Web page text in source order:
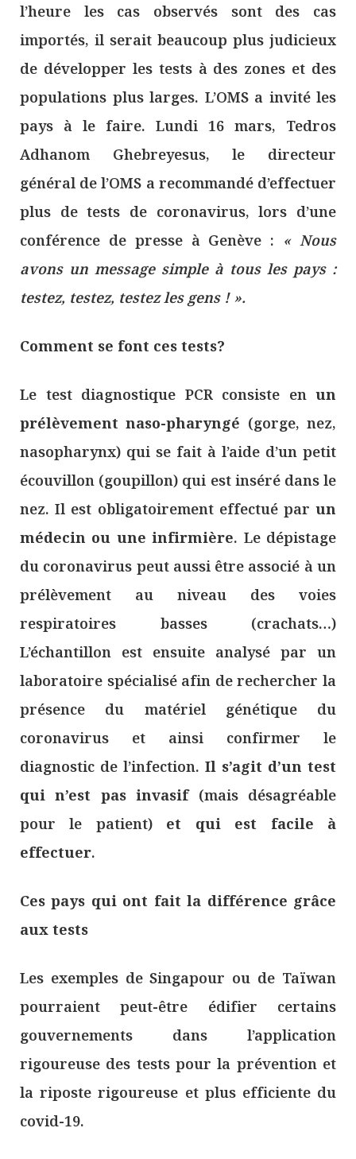
l’heure les cas observés sont des cas
importés, il serait beaucoup plus judicieux
de développer les tests à des zones et des
populations plus larges. L’OMS a invité les
pays à le faire. Lundi 16 mars, Tedros
Adhanom Ghebreyesus, le directeur
général de l’OMS a recommandé d’effectuer
plus de tests de coronavirus, lors d’une
conférence de presse à Genève : « Nous
avons un message simple à tous les pays :
testez, testez, testez les gens ! ».
Comment se font ces tests?
Le test diagnostique PCR consiste en un
prélèvement naso-pharyngé (gorge, nez,
nasopharynx) qui se fait à l’aide d’un petit
écouvillon (goupillon) qui est inséré dans le
nez. Il est obligatoirement effectué par un
médecin ou une infirmière. Le dépistage
du coronavirus peut aussi être associé à un
prélèvement au niveau des voies
respiratoires basses (crachats…)
L’échantillon est ensuite analysé par un
laboratoire spécialisé afin de rechercher la
présence du matériel génétique du
coronavirus et ainsi confirmer le
diagnostic de l’infection. Il s’agit d’un test
qui n’est pas invasif (mais désagréable
pour le patient) et qui est facile à
effectuer.
Ces pays qui ont fait la différence grâce
aux tests
Les exemples de Singapour ou de Taïwan
pourraient peut-être édifier certains
gouvernements dans l’application
rigoureuse des tests pour la prévention et
la riposte rigoureuse et plus efficiente du
covid-19.